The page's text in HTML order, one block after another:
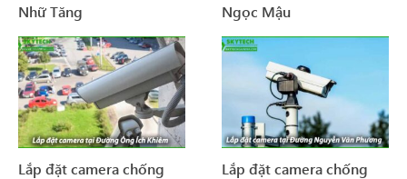
Nhữ Tăng
Ngọc Mậu
Lắp đặt camera chống
Lắp đặt camera chống